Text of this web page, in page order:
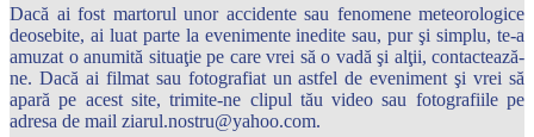
Dacă ai fost martorul unor accidente sau fenomene meteorologice
deosebite, ai luat parte la evenimente inedite sau, pur şi simplu, te-a
amuzat o anumită situaţie pe care vrei să o vadă şi alţii, contactează-
ne. Dacă ai filmat sau fotografiat un astfel de eveniment şi vrei să
apară pe acest site, trimite-ne clipul tău video sau fotografiile pe
adresa de mail ziarul.nostru@yahoo.com.